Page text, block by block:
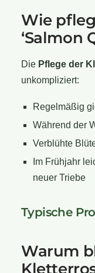
Wie
‘Salmon
Die Pflege der
unkompliziert:
Regelmäßig
Während der
Verblühte
Im Frühjahr
neuer Triebe
Typische
Warum